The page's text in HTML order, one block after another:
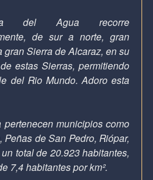
del Agua recorre
de sur a norte, gran
gran Sierra de Alcaraz, en su
estas Sierras, permitiendo
del Rio Mundo. Adoro esta
municipios como
de San Pedro, Riópar,
total de 20.923 habitantes,
7,4 habitantes por km².